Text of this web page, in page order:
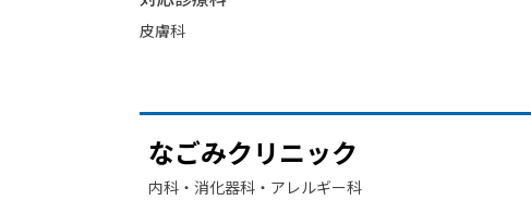
皮膚科
なごみクリニック
内科・​消化器科・​アレルギー科